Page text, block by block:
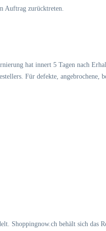
Auftrag zurücktreten.
hat innert 5 Tagen nach
Für defekte, angebrochene,
Shoppingnow.ch behält sich das